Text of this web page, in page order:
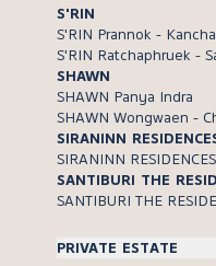
S'RIN
S'RIN Prannok -
S'RIN Ratchaphruek -
SHAWN
SHAWN Panya Indra
SHAWN Wongwaen -
SIRANINN
SIRANINN
SANTIBURI THE
SANTIBURI THE
PRIVATE ESTATE